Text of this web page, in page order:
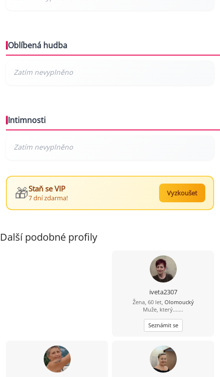
Oblíbená hudba
Intimnosti
🎁Staň se VIP
7 dní zdarma!
Vyzkoušet
Další podobné profily
iveta2307
Žena, 60 let, Olomoucký
Muže, který.......
Seznámit se